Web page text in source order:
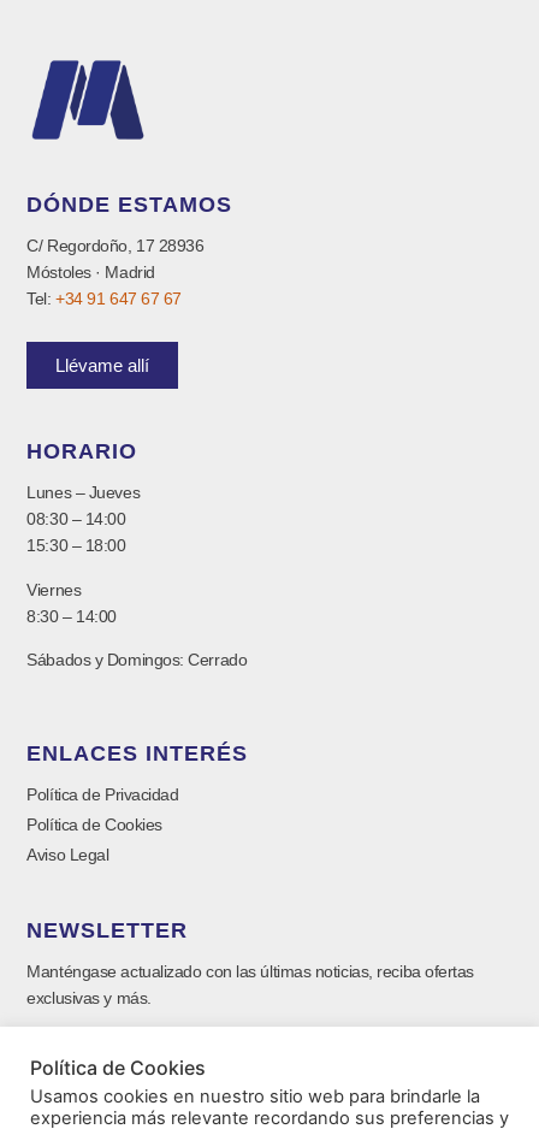
DÓNDE ESTAMOS
C/ Regordoño, 17 28936
Móstoles · Madrid
Tel:+34 91 647 67 67
Llévame allí
HORARIO
Lunes – Jueves
08:30 – 14:00
15:30 – 18:00
Viernes
8:30 – 14:00
Sábados y Domingos: Cerrado
ENLACES INTERÉS
Política de Privacidad
Política de Cookies
Aviso Legal
NEWSLETTER
Manténgase actualizado con las últimas noticias, reciba ofertas
exclusivas y más.
Política de Cookies
Usamos cookies en nuestro sitio web para brindarle la
experiencia más relevante recordando sus preferencias y